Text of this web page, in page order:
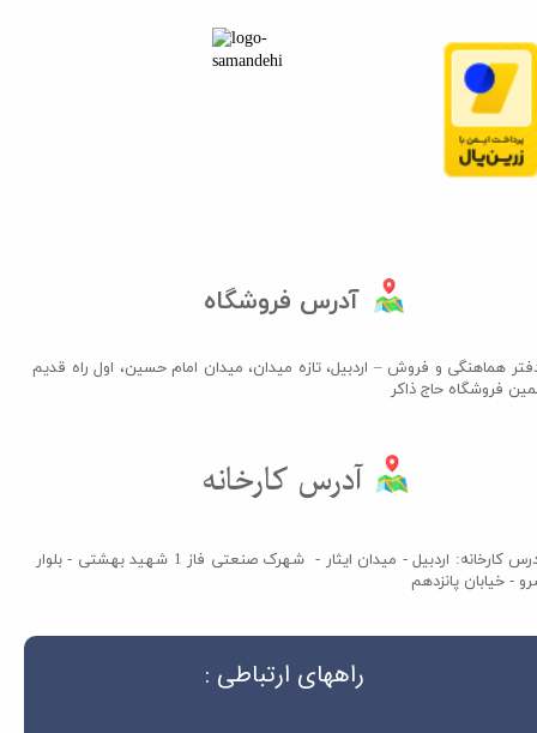
آدرس فروشگاه
هماهنگی و فروش – اردبیل، تازه میدان، میدان امام حسین، اول راه قدیم
فروشگاه حاج ذاکر​​​​​​​
آدرس کارخانه: اردبیل - میدان ایثار - شهرک صنعتی فاز 1 شهید بهشتی - بلوار
- خیابان پانزدهم
راههای ارتباطی :
آدرس کارخانه​​​​​​​